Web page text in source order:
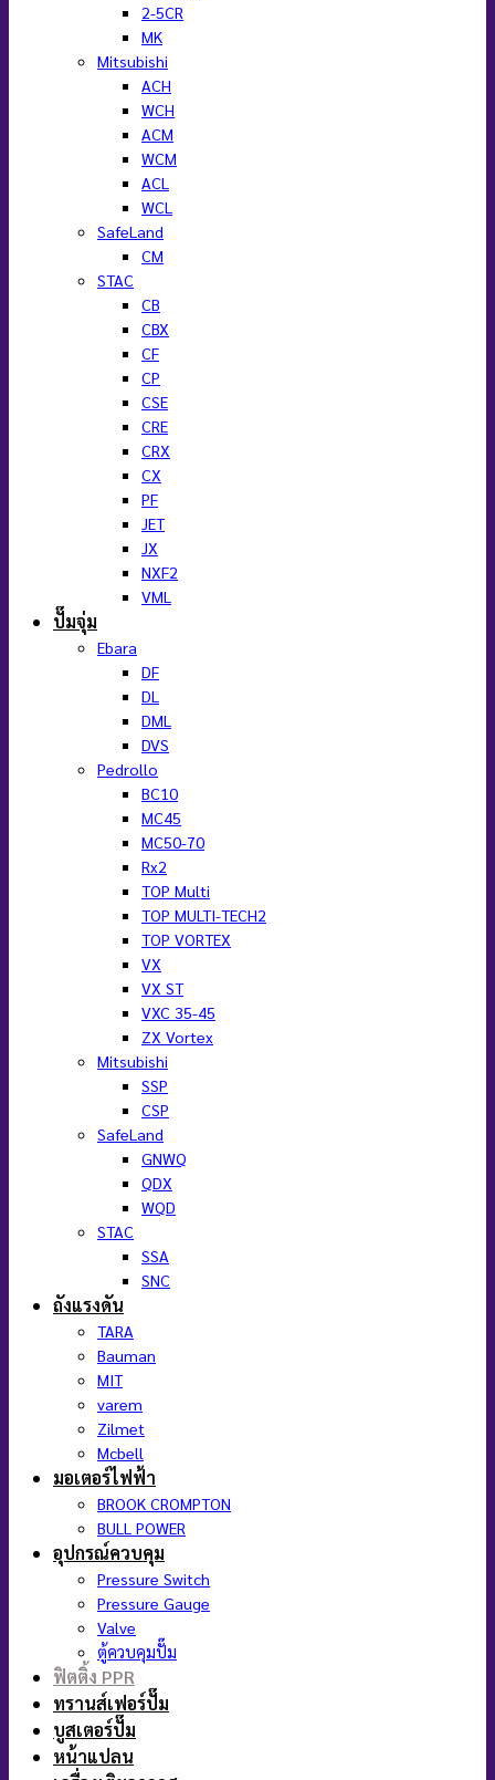
2-5CR
MK
Mitsubishi
ACH
WCH
ACM
WCM
ACL
WCL
SafeLand
CM
STAC
CB
CBX
CF
CP
CSE
CRE
CRX
CX
PF
JET
JX
NXF2
VML
ปั๊มจุ่ม
Ebara
DF
DL
DML
DVS
Pedrollo
BC10
MC45
MC50-70
Rx2
TOP Multi
TOP MULTI-TECH2
TOP VORTEX
VX
VX ST
VXC 35-45
ZX Vortex
Mitsubishi
SSP
CSP
SafeLand
GNWQ
QDX
WQD
STAC
SSA
SNC
ถังแรงดัน
TARA
Bauman
MIT
varem
Zilmet
Mcbell
มอเตอร์ไฟฟ้า
BROOK CROMPTON
BULL POWER
อุปกรณ์ควบคุม
Pressure Switch
Pressure Gauge
Valve
ตู้ควบคุมปั๊ม
ฟิตติ้ง PPR
ทรานส์เฟอร์ปั๊ม
บูสเตอร์ปั๊ม
หน้าแปลน